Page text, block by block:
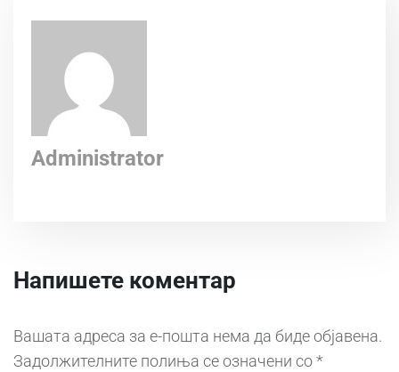
Administrator
Напишете коментар
Вашата адреса за е-пошта нема да биде објавена.
Задолжителните полиња се означени со*